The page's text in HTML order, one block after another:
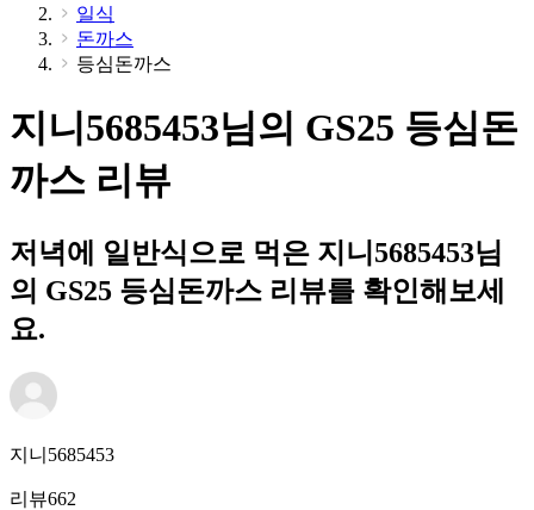
일식
돈까스
등심돈까스
지니5685453님의 GS25 등심돈
까스 리뷰
저녁에 일반식으로 먹은 지니5685453님
의 GS25 등심돈까스 리뷰를 확인해보세
요.
지니5685453
리뷰662